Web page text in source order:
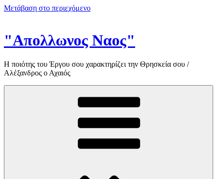
Μετάβαση στο περιεχόμενο
"Απολλωνος Ναος"
Η ποιότης του Έργου σου χαρακτηρίζει την Θρησκεία σου /
Αλέξανδρος ο Αχαιός